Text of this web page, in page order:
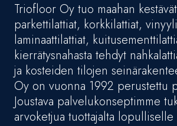
Triofloor Oy tuo maahan
parkettilattiat, korkkilattiat,
laminaattilattiat,
kierrätysnahasta tehdyt
ja kosteiden tilojen
Oy on vuonna 1992 perustettu
Joustava palvelukonseptimme
arvoketjua tuottajalta lopulliselle